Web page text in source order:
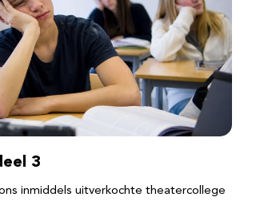
3
inmiddels uitverkochte theatercollege